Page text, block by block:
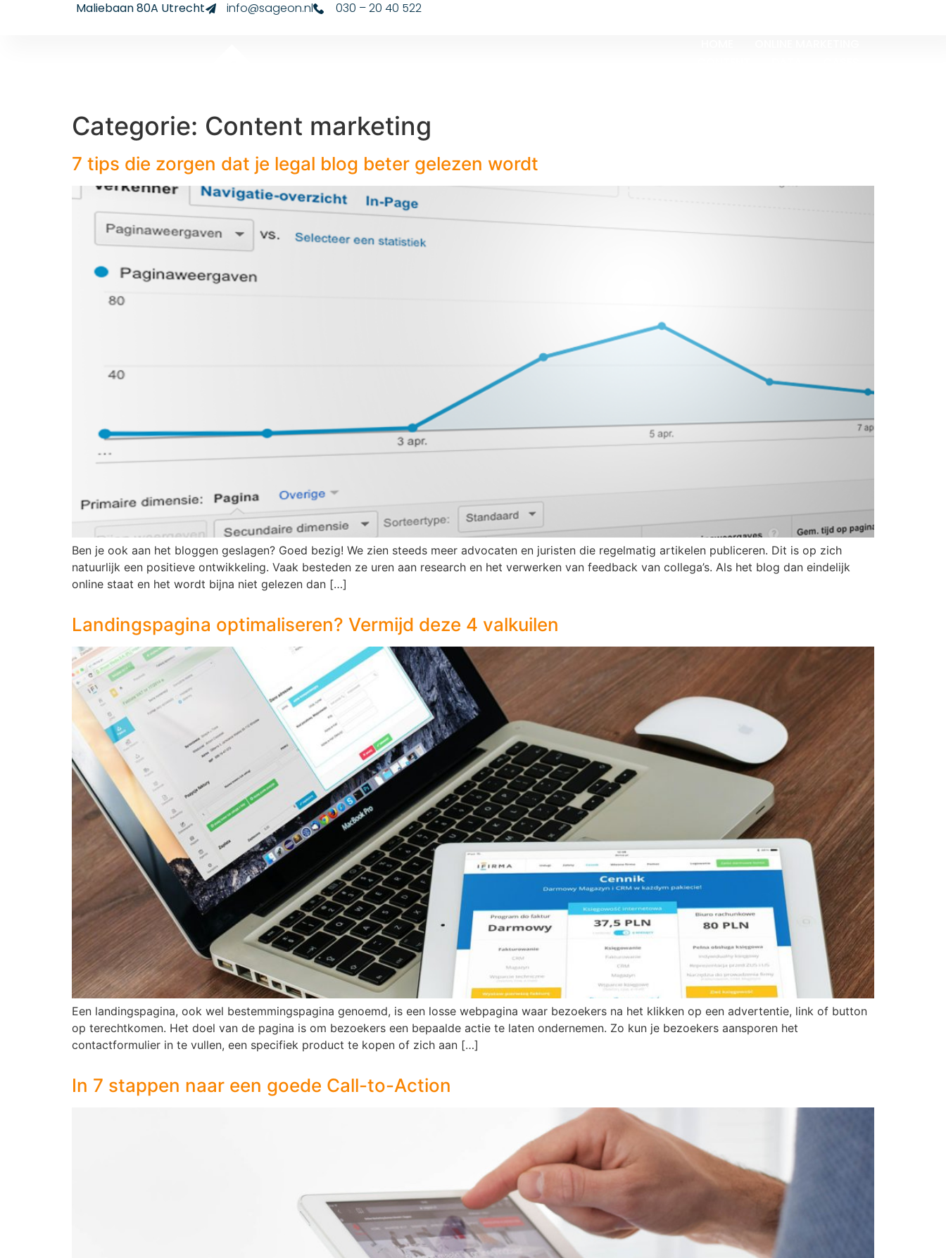
Maliebaan 80A Utrecht info@sageon.nl 030 – 20 40 522
Categorie: Content marketing
7 tips die zorgen dat je legal blog beter gelezen wordt
Ben je ook aan het bloggen geslagen? Goed bezig! We zien steeds meer advocaten en juristen die regelmatig artikelen publiceren. Dit is op zich
natuurlijk een positieve ontwikkeling. Vaak besteden ze uren aan research en het verwerken van feedback van collega’s. Als het blog dan eindelijk
online staat en het wordt bijna niet gelezen dan […]
Landingspagina optimaliseren? Vermijd deze 4 valkuilen
Een landingspagina, ook wel bestemmingspagina genoemd, is een losse webpagina waar bezoekers na het klikken op een advertentie, link of button
op terechtkomen. Het doel van de pagina is om bezoekers een bepaalde actie te laten ondernemen. Zo kun je bezoekers aansporen het
contactformulier in te vullen, een specifiek product te kopen of zich aan […]
In 7 stappen naar een goede Call-to-Action